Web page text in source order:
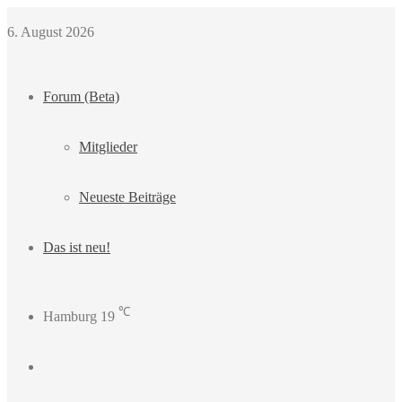
6. August 2026
Forum (Beta)
Mitglieder
Neueste Beiträge
Das ist neu!
Hamburg 19 ℃